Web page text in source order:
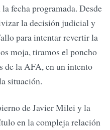
fecha programada. Desde
la decisión judicial y
para intentar revertir la
moja, tiramos el poncho
de la AFA, en un intento
situación.
de Javier Milei y la
en la compleja relación